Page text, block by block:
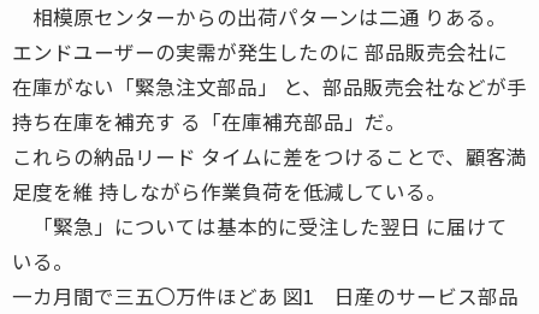
相模原センターからの出荷パターンは二通 りある。
エンドユーザーの実需が発生したのに 部品販売会社に
在庫がない「緊急注文部品」 と、部品販売会社などが手
持ち在庫を補充す る「在庫補充部品」だ。
これらの納品リード タイムに差をつけることで、顧客満
足度を維 持しながら作業負荷を低減している。
「緊急」については基本的に受注した翌日 に届けて
いる。
一カ月間で三五〇万件ほどあ 図1 日産のサービス部品